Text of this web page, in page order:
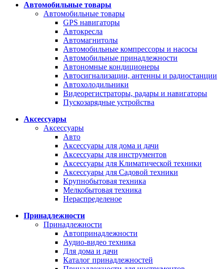
Автомобильные товары
Автомобильные товары
GPS навигаторы
Автокресла
Автомагнитолы
Автомобильные компрессоры и насосы
Автомобильные принадлежности
Автономные кондиционеры
Автосигнализации, антенны и радиостанции
Автохолодильники
Видеорегистраторы, радары и навигаторы
Пускозарядные устройства
Аксессуары
Аксессуары
Авто
Аксессуары для дома и дачи
Аксессуары для инструментов
Аксессуары для Климатической техники
Аксессуары для Садовой техники
Крупнобытовая техника
Мелкобытовая техника
Нераспределеное
Принадлежности
Принадлежности
Автопринадлежности
Аудио-видео техника
Для дома и дачи
Каталог принадлежностей